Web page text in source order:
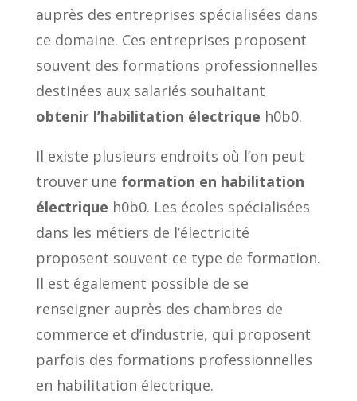
auprès des entreprises spécialisées dans
ce domaine. Ces entreprises proposent
souvent des formations professionnelles
destinées aux salariés souhaitant
obtenir l’habilitation électrique h0b0.
Il existe plusieurs endroits où l’on peut
trouver une formation en habilitation
électrique h0b0. Les écoles spécialisées
dans les métiers de l’électricité
proposent souvent ce type de formation.
Il est également possible de se
renseigner auprès des chambres de
commerce et d’industrie, qui proposent
parfois des formations professionnelles
en habilitation électrique.